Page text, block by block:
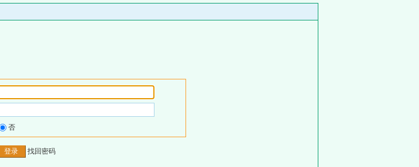
否
找回密码